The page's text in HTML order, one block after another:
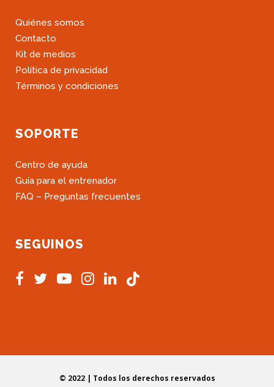
Quiénes somos
Contacto
Kit de medios
Política de privacidad
Términos y condiciones
SOPORTE
Centro de ayuda
Guía para el entrenador
FAQ – Preguntas frecuentes
SEGUINOS
© 2022 | Todos los derechos reservados